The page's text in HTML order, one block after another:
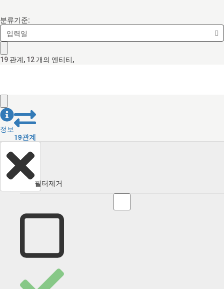
분류기준:
입력일
19 관계, 12 개의 엔티티,
정보
19관계
필터제거